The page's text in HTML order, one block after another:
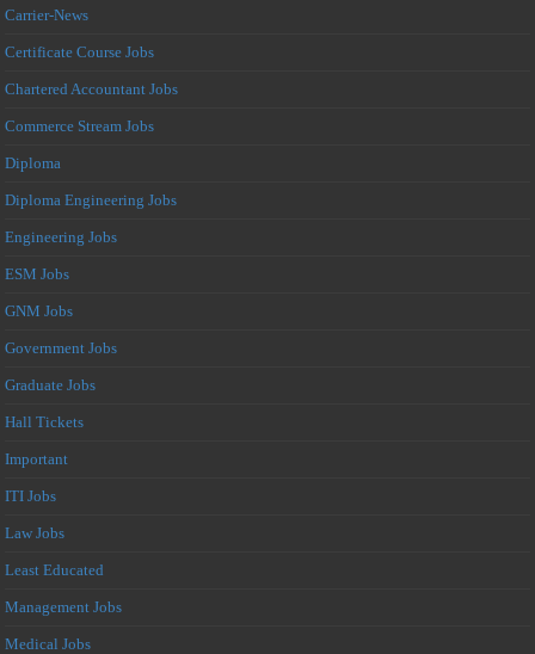
Carrier-News
Certificate Course Jobs
Chartered Accountant Jobs
Commerce Stream Jobs
Diploma
Diploma Engineering Jobs
Engineering Jobs
ESM Jobs
GNM Jobs
Government Jobs
Graduate Jobs
Hall Tickets
Important
ITI Jobs
Law Jobs
Least Educated
Management Jobs
Medical Jobs